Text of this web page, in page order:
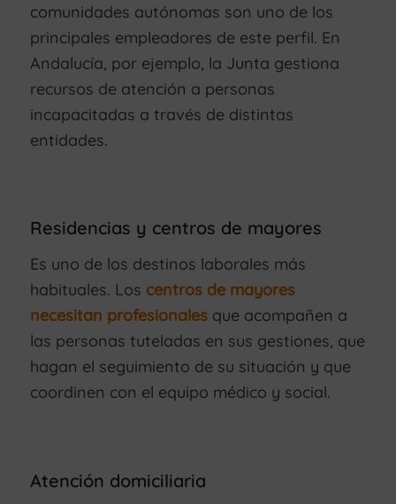
comunidades autónomas son uno de los
principales empleadores de este perfil. En
Andalucía, por ejemplo, la Junta gestiona
recursos de atención a personas
incapacitadas a través de distintas
entidades.
Residencias y centros de mayores
Es uno de los destinos laborales más
habituales. Los centros de mayores
necesitan profesionalesque acompañen a
las personas tuteladas en sus gestiones, que
hagan el seguimiento de su situación y que
coordinen con el equipo médico y social.
Atención domiciliaria